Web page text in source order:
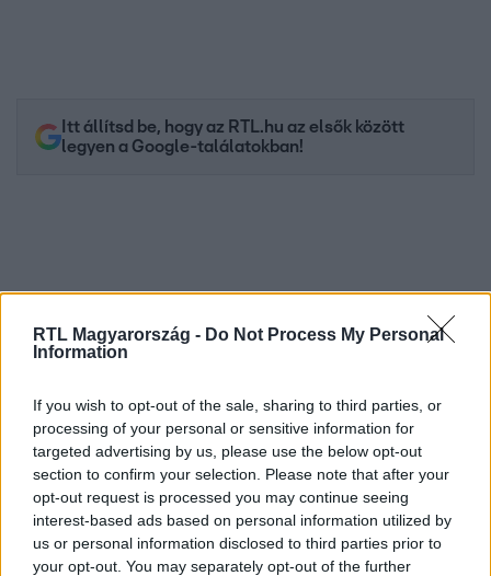
RTL Magyarország - Do Not Process My Personal
Information
If you wish to opt-out of the sale, sharing to third parties, or
processing of your personal or sensitive information for
targeted advertising by us, please use the below opt-out
section to confirm your selection. Please note that after your
opt-out request is processed you may continue seeing
interest-based ads based on personal information utilized by
us or personal information disclosed to third parties prior to
your opt-out. You may separately opt-out of the further
Itt állítsd be, hogy az RTL.hu az elsők között
legyen a Google-találatokban!
Kövess minket, és értesülj a friss hírekről a
Facebookon is!
Követem